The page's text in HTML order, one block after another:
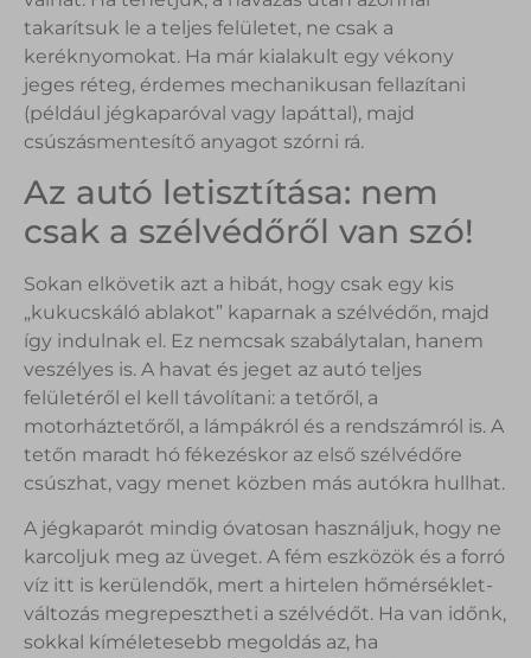
takarítsuk le a teljes felületet, ne csak a
keréknyomokat. Ha már kialakult egy vékony
jeges réteg, érdemes mechanikusan fellazítani
(például jégkaparóval vagy lapáttal), majd
csúszásmentesítő anyagot szórni rá.
Az autó letisztítása: nem
csak a szélvédőről van szó!
Sokan elkövetik azt a hibát, hogy csak egy kis
„kukucskáló ablakot” kaparnak a szélvédőn, majd
így indulnak el. Ez nemcsak szabálytalan, hanem
veszélyes is. A havat és jeget az autó teljes
felületéről el kell távolítani: a tetőről, a
motorháztetőről, a lámpákról és a rendszámról is. A
tetőn maradt hó fékezéskor az első szélvédőre
csúszhat, vagy menet közben más autókra hullhat.
A jégkaparót mindig óvatosan használjuk, hogy ne
karcoljuk meg az üveget. A fém eszközök és a forró
víz itt is kerülendők, mert a hirtelen hőmérséklet-
változás megrepesztheti a szélvédőt. Ha van időnk,
sokkal kíméletesebb megoldás az, ha